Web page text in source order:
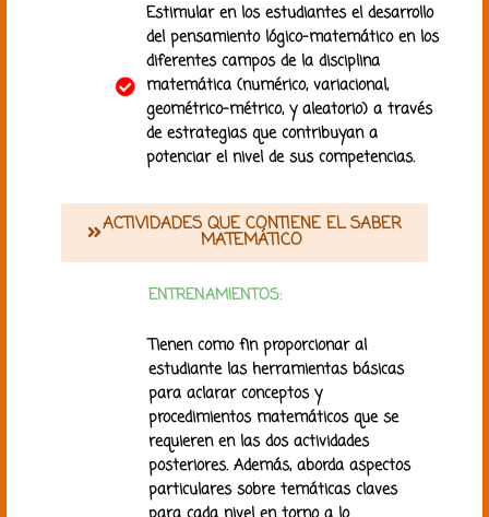
Estimular en los estudiantes el desarrollo
del pensamiento lógico-matemático en los
diferentes campos de la disciplina
matemática (numérico, variacional,
geométrico-métrico, y aleatorio) a través
de estrategias que contribuyan a
potenciar el nivel de sus competencias.
ACTIVIDADES QUE CONTIENE EL SABER
MATEMÁTICO
ENTRENAMIENTOS:
Tienen como fin proporcionar al
estudiante las herramientas básicas
para aclarar conceptos y
procedimientos matemáticos que se
requieren en las dos actividades
posteriores. Además, aborda aspectos
particulares sobre temáticas claves